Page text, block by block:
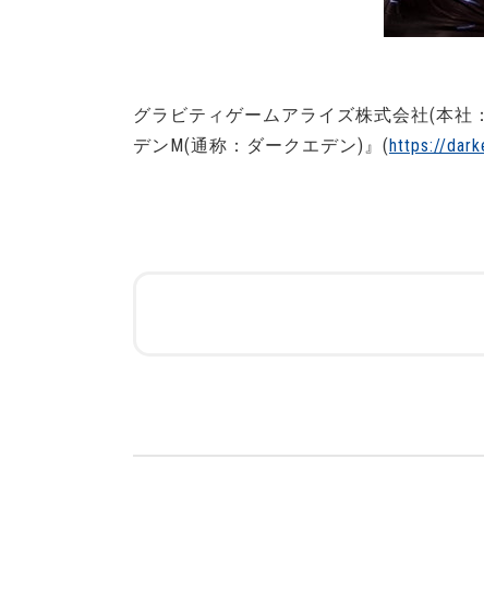
グラビティゲームアライズ株式会社(本社
デンM(通称：ダークエデン)』(https://